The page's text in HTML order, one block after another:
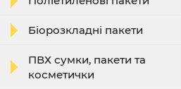
Біорозкладні пакети
ПВХ сумки, пакети та
косметички